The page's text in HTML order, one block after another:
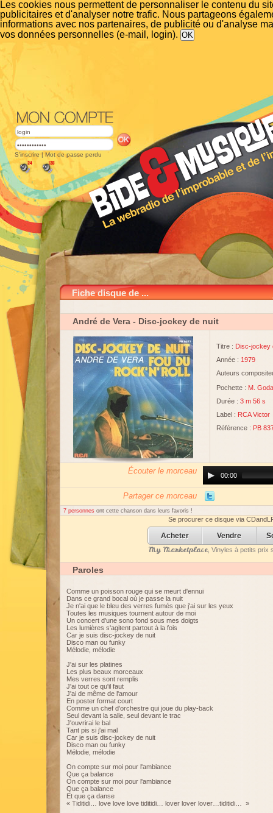
Les cookies nous permettent de personnaliser le contenu du
publicitaires et d'analyser notre trafic. Nous partageons
informations avec nos partenaires, de publicité ou d'analyse
vos données personnelles (e-mail, login).
S'inscrire | Mot de passe perdu
Fiche disque de ...
André de Vera - Disc-jockey de nuit
Titre : Disc-jockey
Année : 1979
Auteurs
Pochette : M.
Durée : 3 m 56 s
Label : RCA Victor
Référence : PB
Écouter le morceau
Player00:00
Partager ce morceau
7 personnes ont cette chanson dans leurs favoris !
Se procurer ce disque via
Acheter Vendre
My Marketplace, Vinyles à petits prix
Paroles
Comme un poisson rouge qui se meurt d'ennui
Dans ce grand bocal où je passe la nuit
Je n'ai que le bleu des verres fumés que j'ai sur les yeux
Toutes les musiques tournent autour de moi
Un concert d'une sono fond sous mes doigts
Les lumières s'agitent partout à la fois
Car je suis disc-jockey de nuit
Disco man ou funky
Mélodie, mélodie
J'ai sur les platines
Les plus beaux morceaux
Mes verres sont remplis
J'ai tout ce qu'il faut
J'ai de même de l'amour
En poster format court
Comme un chef d'orchestre qui joue du play-back
Seul devant la salle, seul devant le trac
J'ouvrirai le bal
Tant pis si j'ai mal
Car je suis disc-jockey de nuit
Disco man ou funky
Mélodie, mélodie
On compte sur moi pour l'ambiance
Que ça balance
On compte sur moi pour l'ambiance
Que ça balance
Et que ça danse
« Tiditidi… love love love tiditidi… lover lover lover…tiditidi… »